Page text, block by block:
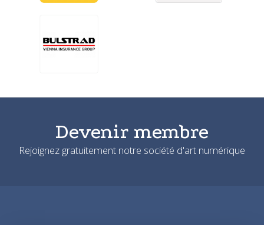
Devenir membre
Rejoignez gratuitement notre société d'art numérique